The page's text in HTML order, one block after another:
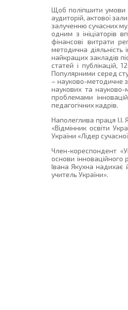
Щоб поліпшити умови
аудиторій, актової
залученню сучасних
одним з ініціаторів
фінансові витрати
методична
найкращих закладів
статей і публікацій,
Популярними серед
– науково-методичне
наукових та науково-
проблемами
педагогічних кадрів.
Наполеглива праця І.І.
«Відмінник освіти
України «Лідер
Член-кореспондент
основи інноваційного
Івана Якухна
учитель України».